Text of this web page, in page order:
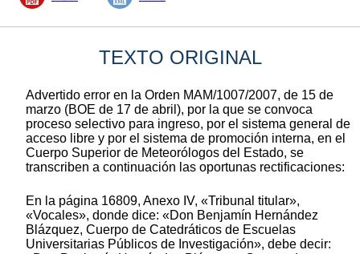
TEXTO ORIGINAL
Advertido error en la Orden MAM/1007/2007, de 15 de
marzo (BOE de 17 de abril), por la que se convoca
proceso selectivo para ingreso, por el sistema general de
acceso libre y por el sistema de promoción interna, en el
Cuerpo Superior de Meteorólogos del Estado, se
transcriben a continuación las oportunas rectificaciones:
En la página 16809, Anexo IV, «Tribunal titular»,
«Vocales», donde dice: «Don Benjamín Hernández
Blázquez, Cuerpo de Catedráticos de Escuelas
Universitarias Públicos de Investigación», debe decir: